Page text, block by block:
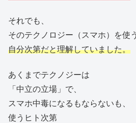
それでも、
そのテクノロジー（スマホ）を使
自分次第だと理解していました。
あくまでテクノジーは
「中立の立場」で、
スマホ中毒になるもならないも、
使うヒト次第